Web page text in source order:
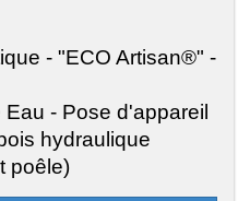
- "ECO Artisan®" -
- Pose d'appareil
hydraulique
poêle)